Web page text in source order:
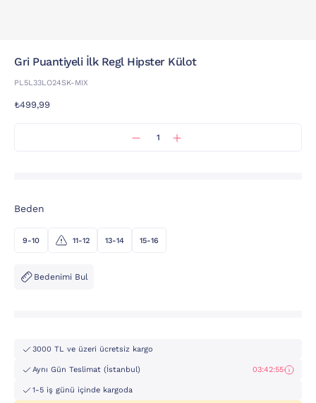
Gri Puantiyeli İlk Regl Hipster Külot
PL5L33LO24SK-MIX
₺499,99
Beden
9-10 11-12 13-14 15-16
Bedenimi Bul
3000 TL ve üzeri ücretsiz kargo
Aynı Gün Teslimat (İstanbul) 03:42:55
1-5 iş günü içinde kargoda